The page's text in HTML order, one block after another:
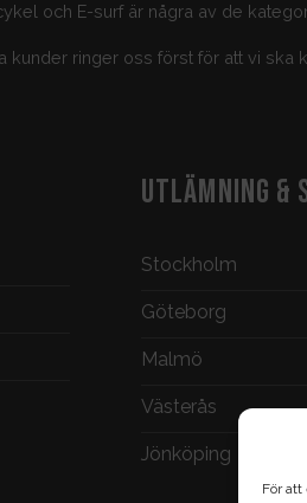
För
och E-surf är några av de
kunder ringer oss först för att vi
UTLÄMNING &
Stockholm
Göteborg
Malmö
Västerås
Jönköping